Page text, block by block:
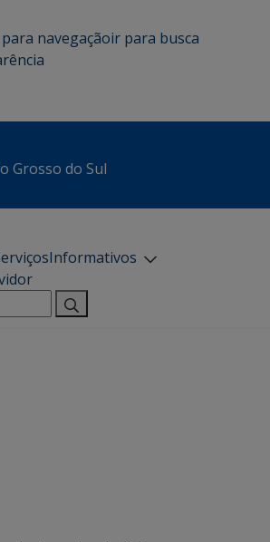
navegaçãoir para busca
Grosso do Sul
Informativos